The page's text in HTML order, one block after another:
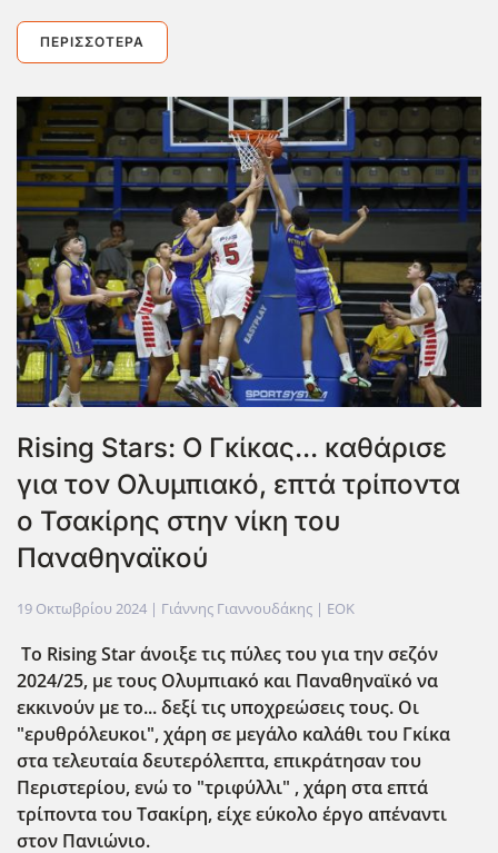
ΠΕΡΙΣΣΌΤΕΡΑ
Rising Stars: Ο Γκίκας... καθάρισε
για τον Ολυμπιακό, επτά τρίποντα
ο Τσακίρης στην νίκη του
Παναθηναϊκού
19 Οκτωβρίου 2024 | Γιάννης Γιαννουδάκης | EOK
Το Rising Star άνοιξε τις πύλες του για την σεζόν
2024/25, με τους Ολυμπιακό και Παναθηναϊκό να
εκκινούν με το... δεξί τις υποχρεώσεις τους. Οι
"ερυθρόλευκοι", χάρη σε μεγάλο καλάθι του Γκίκα
στα τελευταία δευτερόλεπτα, επικράτησαν του
Περιστερίου, ενώ το "τριφύλλι" , χάρη στα επτά
τρίποντα του Τσακίρη, είχε εύκολο έργο απέναντι
στον Πανιώνιο.